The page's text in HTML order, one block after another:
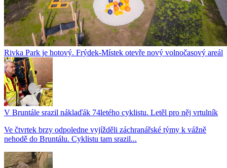
Rivka Park je hotový. Frýdek-Místek otevře nový volnočasový areál
V Bruntále srazil náklaďák 74letého cyklistu. Letěl pro něj vrtulník
Ve čtvrtek brzy odpoledne vyjížděli záchranářské týmy k vážně
nehodě do Bruntálu. Cyklistu tam srazil...